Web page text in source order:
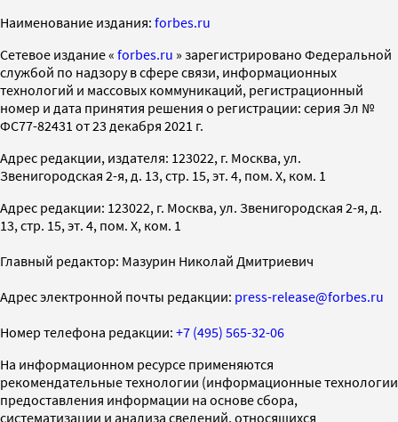
Наименование издания: forbes.ru
Cетевое издание « forbes.ru » зарегистрировано Федеральной
службой по надзору в сфере связи, информационных
технологий и массовых коммуникаций, регистрационный
номер и дата принятия решения о регистрации: серия Эл №
ФС77-82431 от 23 декабря 2021 г.
Адрес редакции, издателя: 123022, г. Москва, ул.
Звенигородская 2-я, д. 13, стр. 15, эт. 4, пом. X, ком. 1
Адрес редакции: 123022, г. Москва, ул. Звенигородская 2-я, д.
13, стр. 15, эт. 4, пом. X, ком. 1
Главный редактор: Мазурин Николай Дмитриевич
Адрес электронной почты редакции: press-release@forbes.ru
Номер телефона редакции: +7 (495) 565-32-06
На информационном ресурсе применяются
рекомендательные технологии (информационные технологии
предоставления информации на основе сбора,
систематизации и анализа сведений, относящихся